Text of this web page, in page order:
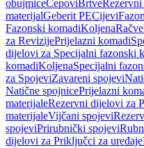
obujmiceČepoviBrtve
materijalGeberit PECijevi
Fazonski komadiKoljenaRačve
za RevizijePrijelazni komadi
dijelovi za Specijalni fazonski
komadiKoljenaSpecijalni
za SpojeviZavareni spojevi
Natične spojnicePrijelazni
materijaleRezervni dijelovi za
materijaleVijčani spojevi
spojeviPrirubnički spojevi
dijelovi za Priključci za uređaje